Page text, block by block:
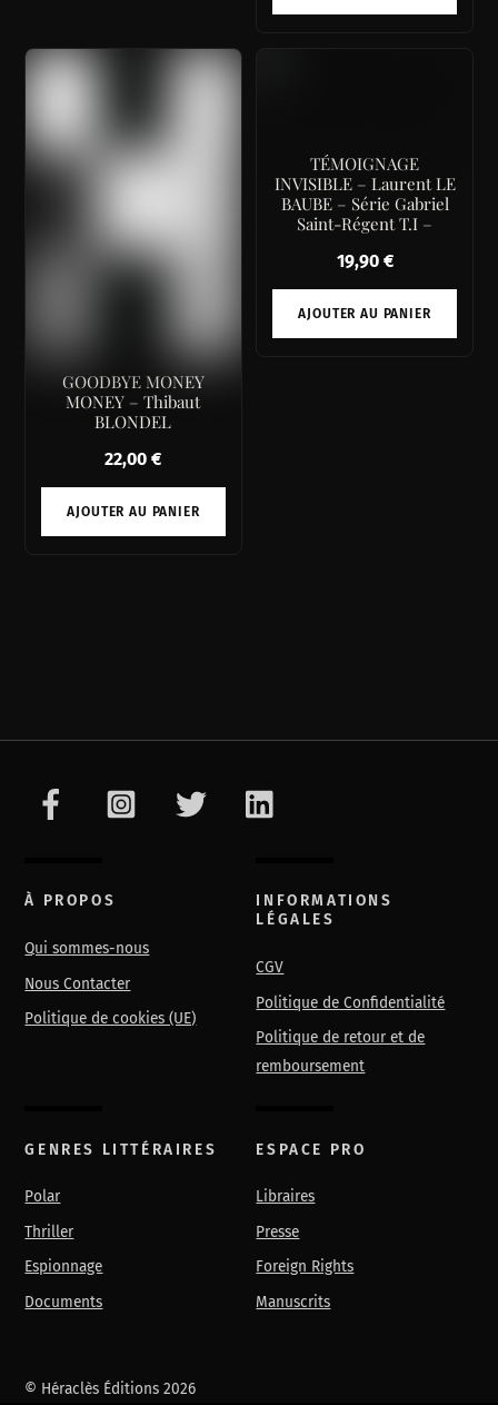
GOODBYE MONEY
MONEY – Thibaut
BLONDEL
22,00€
AJOUTER AU PANIER
TÉMOIGNAGE
INVISIBLE – Laurent LE
BAUBE – Série Gabriel
Saint-Régent T.I –
19,90 €
AJOUTER AU PANIER
À PROPOS
Qui sommes-nous
Nous Contacter
Politique de cookies (UE)
INFORMATIONS
LÉGALES
CGV
Politique de Confidentialité
Politique de retour et de
remboursement
GENRES LITTÉRAIRES
Polar
Thriller
Espionnage
Documents
ESPACE PRO
Libraires
Presse
Foreign Rights
Manuscrits
© Héraclès Éditions 2026